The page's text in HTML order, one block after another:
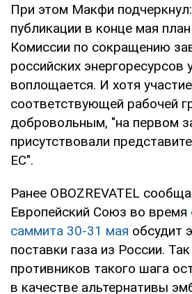
При этом Макфи
публикации в конце мая
Комиссии по сокращению
российских энергоресурсов
воплощается. И хотя
соответствующей рабочей
добровольным, "на первом
присутствовали
ЕС".
Ранее OBOZREVATEL
Европейский Союз во время
саммита 30-31 мая обсудит
поставки газа из России.
противников такого шага
в качестве альтернативы